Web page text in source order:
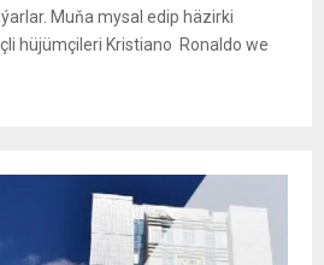
Muňa mysal edip häzirki
hüjümçileri Kristiano Ronaldo we